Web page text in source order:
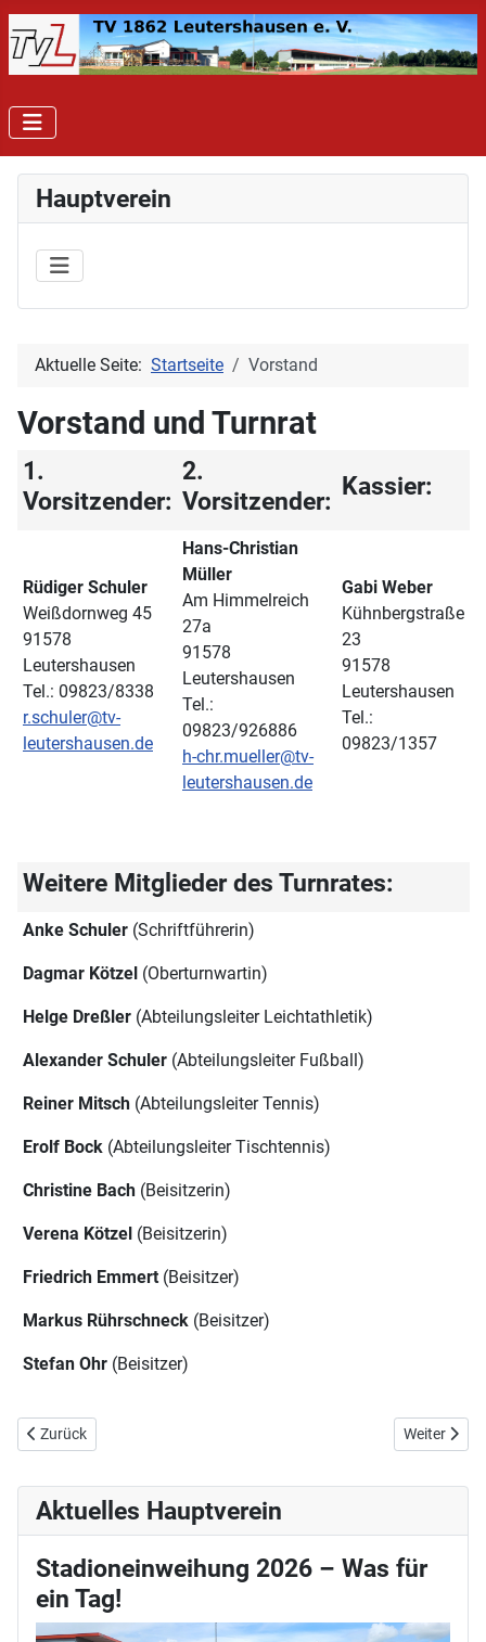
Hauptverein
Aktuelle Seite: Startseite Vorstand
Vorstand und Turnrat
1.
Vorsitzender:
2.
Vorsitzender: Kassier:
Rüdiger Schuler
Weißdornweg 45
91578
Leutershausen
Tel.: 09823/8338
r.schuler@tv-
leutershausen.de
Hans-Christian
Müller
Am Himmelreich
27a
91578
Leutershausen
Tel.:
09823/926886
h-chr.mueller@tv-
leutershausen.de
Gabi Weber
Kühnbergstraße
23
91578
Leutershausen
Tel.:
09823/1357
Weitere Mitglieder des Turnrates:
Anke Schuler (Schriftführerin)
Dagmar Kötzel (Oberturnwartin)
Helge Dreßler (Abteilungsleiter Leichtathletik)
Alexander Schuler (Abteilungsleiter Fußball)
Reiner Mitsch (Abteilungsleiter Tennis)
Erolf Bock (Abteilungsleiter Tischtennis)
Christine Bach (Beisitzerin)
Verena Kötzel (Beisitzerin)
Friedrich Emmert (Beisitzer)
Markus Rührschneck (Beisitzer)
Stefan Ohr (Beisitzer)
Vorheriger Beitrag: Sportangebot
Zurück Nächster
Weiter
Aktuelles Hauptverein
Stadioneinweihung 2026 – Was für
ein Tag!